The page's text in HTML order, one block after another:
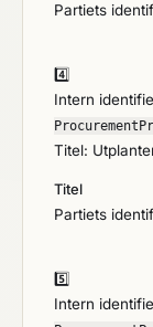
Partiets
4️⃣
Intern
Titel:
Titel
Partiets
5️⃣
Intern